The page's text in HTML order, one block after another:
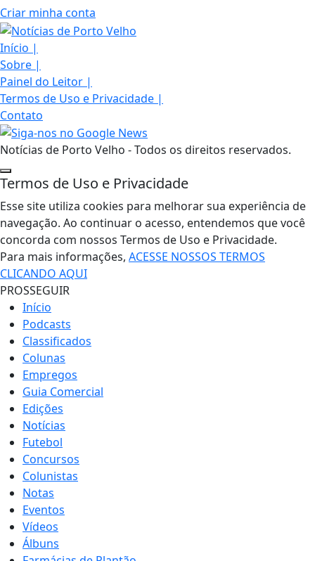
Criar minha conta
Início |
Sobre |
Painel do Leitor |
Termos de Uso e Privacidade |
Contato
Notícias de Porto Velho - Todos os direitos reservados.
Termos de Uso e Privacidade
Esse site utiliza cookies para melhorar sua experiência de
navegação. Ao continuar o acesso, entendemos que você
concorda com nossos Termos de Uso e Privacidade.
Para mais informações, ACESSE NOSSOS TERMOS
CLICANDO AQUI
PROSSEGUIR
Início
Podcasts
Classificados
Colunas
Empregos
Guia Comercial
Edições
Notícias
Futebol
Concursos
Colunistas
Notas
Eventos
Vídeos
Álbuns